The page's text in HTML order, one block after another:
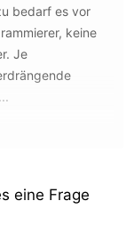
bedarf es vor
keine
Je
aufzubauen
die jetzt
eine Frage